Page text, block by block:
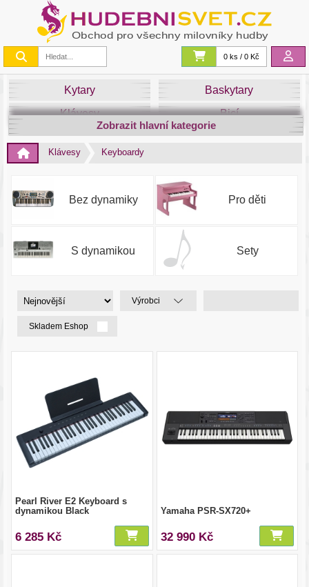
0 ks / 0 Kč
Kytary
Baskytary
Klávesy
Bicí
Smyčce
Dechy
DJ
Zobrazit hlavní kategorie
Klávesy Keyboardy
Bez dynamiky Pro děti
S dynamikou Sety
Výrobci
Skladem Eshop
Pearl River E2 Keyboard s
dynamikou Black
6 285 Kč
Yamaha PSR-SX720+
32 990 Kč